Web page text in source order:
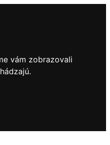
vám zobrazovali